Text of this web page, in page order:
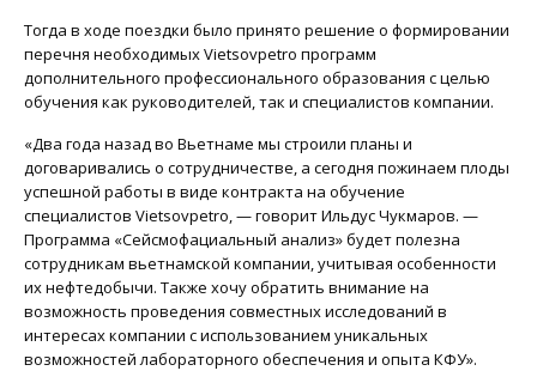
Тогда в ходе поездки было принято решение о формировании
перечня необходимых Vietsovpetro программ
дополнительного профессионального образования с целью
обучения как руководителей, так и специалистов компании.
«Два года назад во Вьетнаме мы строили планы и
договаривались о сотрудничестве, а сегодня пожинаем плоды
успешной работы в виде контракта на обучение
специалистов Vietsovpetro, — говорит Ильдус Чукмаров. —
Программа «Сейсмофациальный анализ» будет полезна
сотрудникам вьетнамской компании, учитывая особенности
их нефтедобычи. Также хочу обратить внимание на
возможность проведения совместных исследований в
интересах компании с использованием уникальных
возможностей лабораторного обеспечения и опыта КФУ».